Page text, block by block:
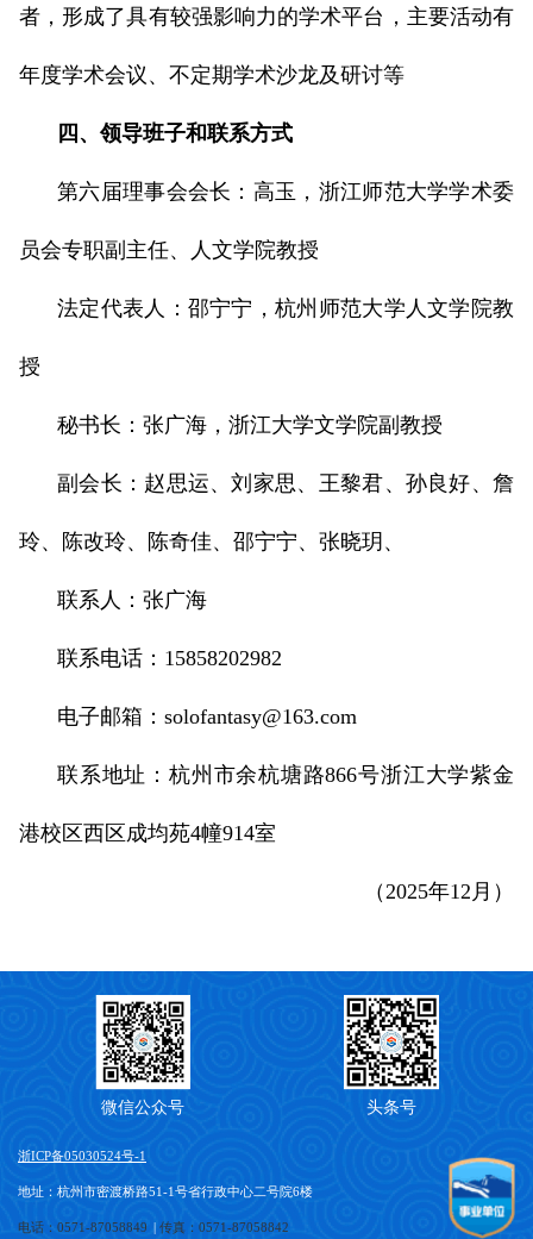
者，形成了具有较强影响力的学术平台，主要活动有
年度学术会议、不定期学术沙龙及研讨等
四、领导班子和联系方式
第六届理事会会长：高玉，浙江师范大学学术委
员会专职副主任、人文学院教授
法定代表人：邵宁宁，杭州师范大学人文学院教
授
秘书长：张广海，浙江大学文学院副教授
副会长：赵思运、刘家思、王黎君、孙良好、詹
玲、陈改玲、陈奇佳、邵宁宁、张晓玥、
联系人：张广海
联系电话：15858202982
电子邮箱：solofantasy@163.com
联系地址：杭州市余杭塘路866号浙江大学紫金
港校区西区成均苑4幢914室
（2025年12月）
微信公众号 头条号
浙ICP备05030524号-1
地址：杭州市密渡桥路51-1号省行政中心二号院6楼
电话：0571-87058849 | 传真：0571-87058842